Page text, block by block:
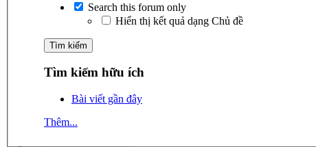
Search this forum only
Hiển thị kết quả dạng Chủ đề
Tìm kiếm hữu ích
Bài viết gần đây
Thêm...